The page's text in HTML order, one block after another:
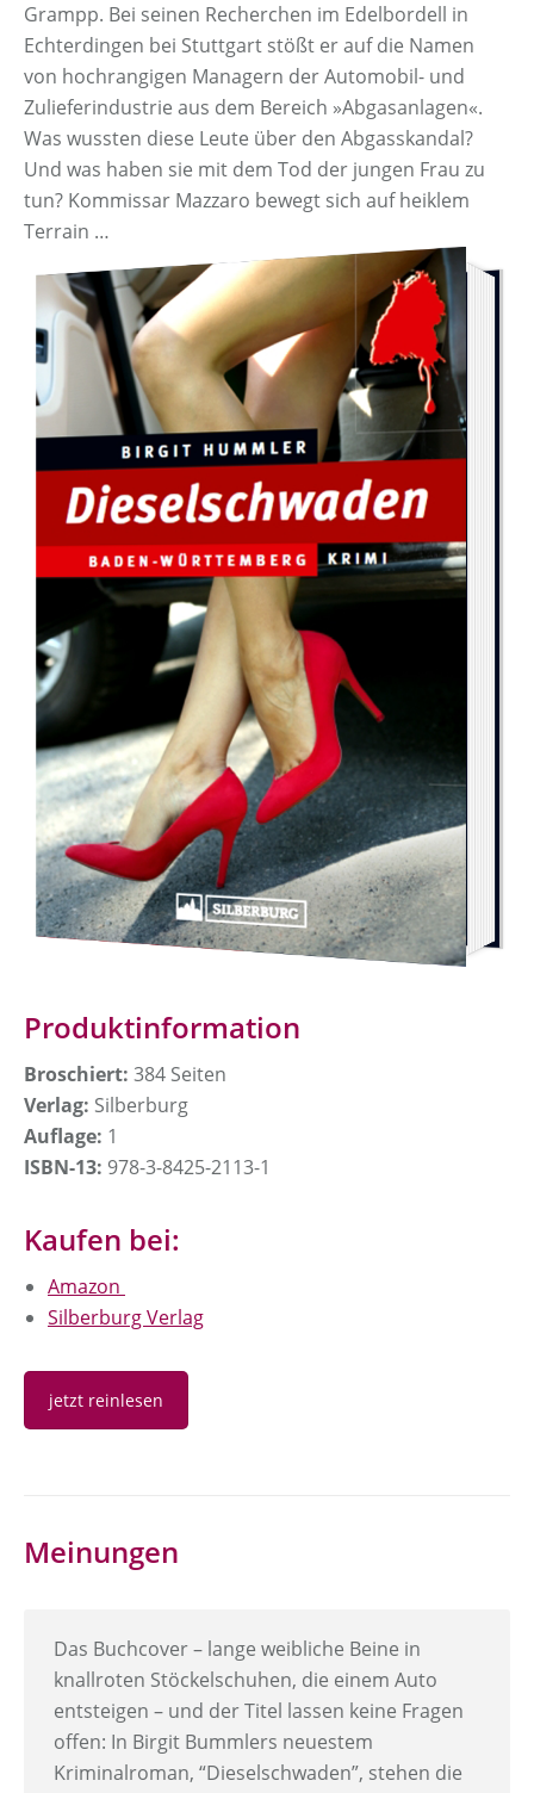
Grampp. Bei seinen Recherchen im Edelbordell in
Echterdingen bei Stuttgart stößt er auf die Namen
von hochrangigen Managern der Automobil- und
Zulieferindustrie aus dem Bereich »Abgasanlagen«.
Was wussten diese Leute über den Abgasskandal?
Und was haben sie mit dem Tod der jungen Frau zu
tun? Kommissar Mazzaro bewegt sich auf heiklem
Terrain …
Produktinformation
Broschiert: 384 Seiten
Verlag: Silberburg
Auflage: 1
ISBN-13: 978-3-8425-2113-1
Kaufen bei:
Amazon
Silberburg Verlag
jetzt reinlesen
Meinungen
Das Buchcover – lange weibliche Beine in
knallroten Stöckelschuhen, die einem Auto
entsteigen – und der Titel lassen keine Fragen
offen: In Birgit Bummlers neuestem
Kriminalroman, “Dieselschwaden”, stehen die